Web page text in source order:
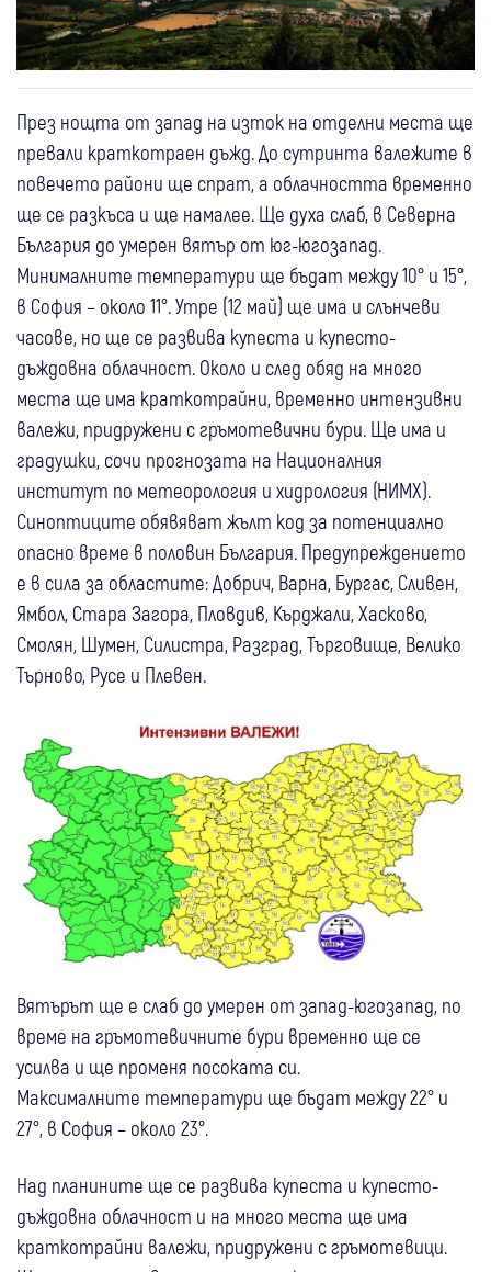
През нощта от запад на изток на отделни места ще
превали краткотраен дъжд. До сутринта валежите в
повечето райони ще спрат, а облачността временно
ще се разкъса и ще намалее. Ще духа слаб, в Северна
България до умерен вятър от юг-югозапад.
Минималните температури ще бъдат между 10° и 15°,
в София – около 11°. Утре (12 май) ще има и слънчеви
часове, но ще се развива купеста и купесто-
дъждовна облачност. Около и след обяд на много
места ще има краткотрайни, временно интензивни
валежи, придружени с гръмотевични бури. Ще има и
градушки, сочи прогнозата на Националния
институт по метеорология и хидрология (НИМХ).
Синоптиците обявяват жълт код за потенциално
опасно време в половин България. Предупреждението
е в сила за областите: Добрич, Варна, Бургас, Сливен,
Ямбол, Стара Загора, Пловдив, Кърджали, Хасково,
Смолян, Шумен, Силистра, Разград, Търговище, Велико
Търново, Русе и Плевен.
Вятърът ще е слаб до умерен от запад-югозапад, по
време на гръмотевичните бури временно ще се
усилва и ще променя посоката си.
Максималните температури ще бъдат между 22° и
27°, в София – около 23°.
Над планините ще се развива купеста и купесто-
дъждовна облачност и на много места ще има
краткотрайни валежи, придружени с гръмотевици.